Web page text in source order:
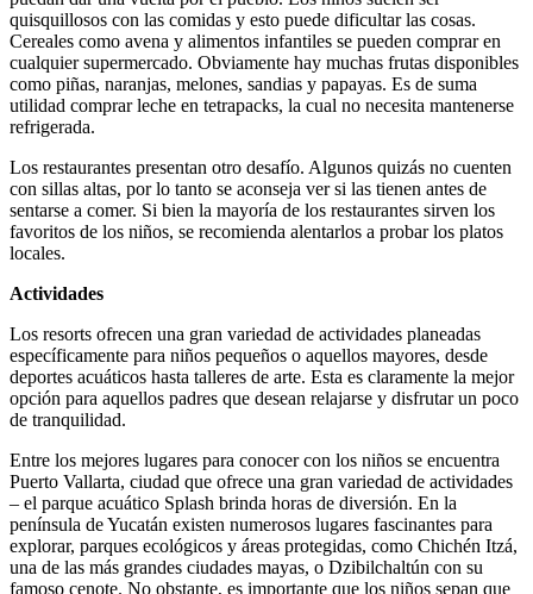
quisquillosos con las comidas y esto puede dificultar las cosas.
Cereales como avena y alimentos infantiles se pueden comprar en
cualquier supermercado. Obviamente hay muchas frutas disponibles
como piñas, naranjas, melones, sandias y papayas. Es de suma
utilidad comprar leche en tetrapacks, la cual no necesita mantenerse
refrigerada.
Los restaurantes presentan otro desafío. Algunos quizás no cuenten
con sillas altas, por lo tanto se aconseja ver si las tienen antes de
sentarse a comer. Si bien la mayoría de los restaurantes sirven los
favoritos de los niños, se recomienda alentarlos a probar los platos
locales.
Actividades
Los resorts ofrecen una gran variedad de actividades planeadas
específicamente para niños pequeños o aquellos mayores, desde
deportes acuáticos hasta talleres de arte. Esta es claramente la mejor
opción para aquellos padres que desean relajarse y disfrutar un poco
de tranquilidad.
Entre los mejores lugares para conocer con los niños se encuentra
Puerto Vallarta, ciudad que ofrece una gran variedad de actividades
– el parque acuático Splash brinda horas de diversión. En la
península de Yucatán existen numerosos lugares fascinantes para
explorar, parques ecológicos y áreas protegidas, como Chichén Itzá,
una de las más grandes ciudades mayas, o Dzibilchaltún con su
famoso cenote. No obstante, es importante que los niños sepan que